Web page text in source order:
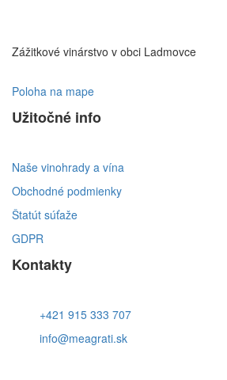
Zážitkové vinárstvo v obci Ladmovce
Poloha na mape
Užitočné info
Naše vinohrady a vína
Obchodné podmienky
Štatút súťaže
GDPR
Kontakty
+421 915 333 707
info@meagrati.sk